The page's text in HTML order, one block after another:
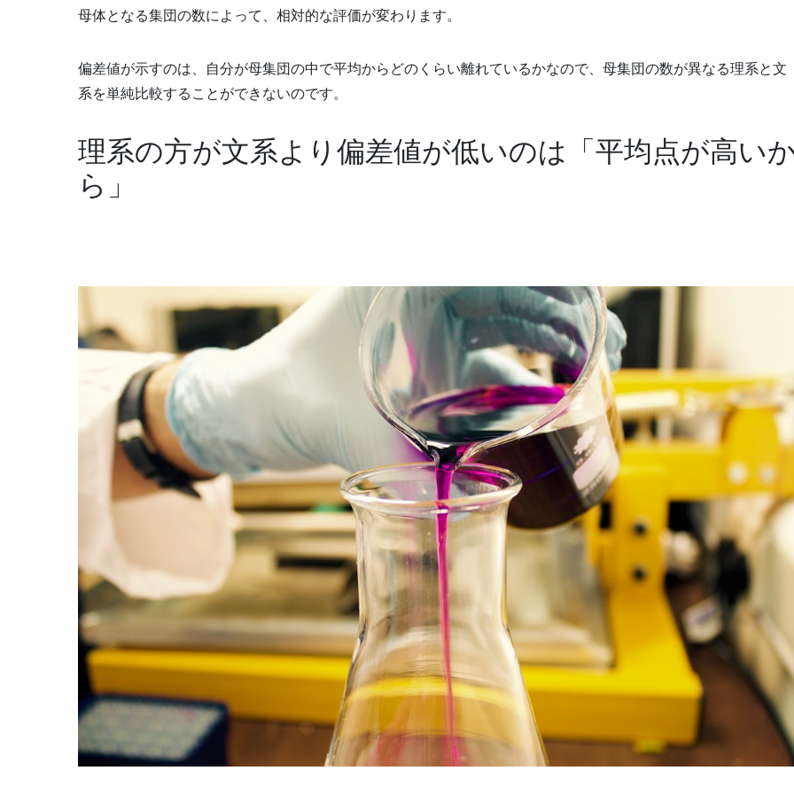
母体となる集団の数によって、相対的な評価が変わります。
偏差値が示すのは、自分が母集団の中で平均からどのくらい離れているかなので、母集団の数が異なる理系と文
系を単純比較することができないのです。
理系の方が文系より偏差値が低いのは「平均点が高い
ら」